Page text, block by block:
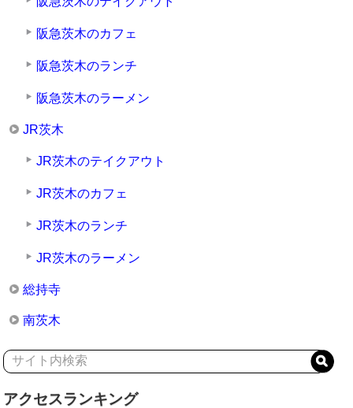
阪急茨木のカフェ
阪急茨木のランチ
阪急茨木のラーメン
JR茨木
JR茨木のテイクアウト
JR茨木のカフェ
JR茨木のランチ
JR茨木のラーメン
総持寺
南茨木
アクセスランキング